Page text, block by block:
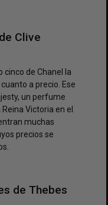
Clive
cinco de Chanel la
a precio. Ese
un perfume
Victoria en el
muchas
precios se
de Thebes